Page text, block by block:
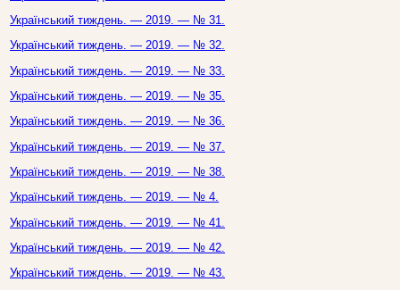
Український тиждень. — 2019. — № 31.
Український тиждень. — 2019. — № 32.
Український тиждень. — 2019. — № 33.
Український тиждень. — 2019. — № 35.
Український тиждень. — 2019. — № 36.
Український тиждень. — 2019. — № 37.
Український тиждень. — 2019. — № 38.
Український тиждень. — 2019. — № 4.
Український тиждень. — 2019. — № 41.
Український тиждень. — 2019. — № 42.
Український тиждень. — 2019. — № 43.